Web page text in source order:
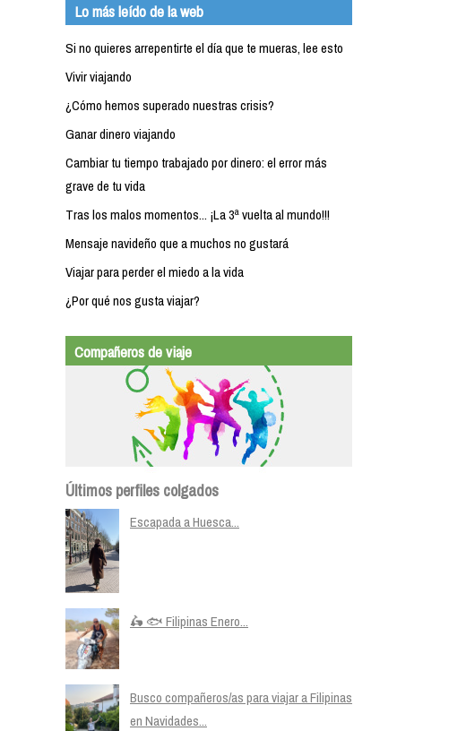
Lo más leído de la web
Si no quieres arrepentirte el día que te mueras, lee esto
Vivir viajando
¿Cómo hemos superado nuestras crisis?
Ganar dinero viajando
Cambiar tu tiempo trabajado por dinero: el error más
grave de tu vida
Tras los malos momentos... ¡La 3ª vuelta al mundo!!!
Mensaje navideño que a muchos no gustará
Viajar para perder el miedo a la vida
¿Por qué nos gusta viajar?
Compañeros de viaje
Últimos perfiles colgados
Escapada a Huesca...
🛵 🐟 Filipinas Enero...
Busco compañeros/as para viajar a Filipinas
en Navidades...